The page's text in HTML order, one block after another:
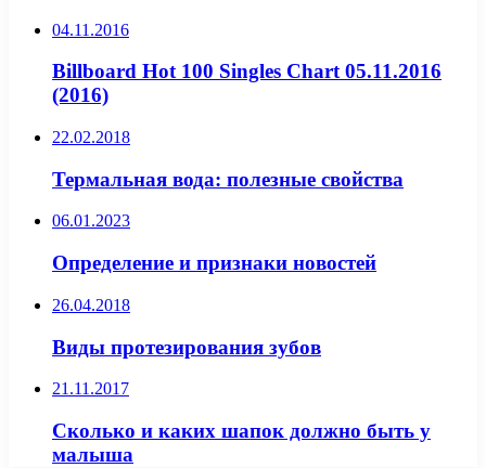
04.11.2016
Billboard Hot 100 Singles Chart 05.11.2016
(2016)
22.02.2018
Термальная вода: полезные свойства
06.01.2023
Определение и признаки новостей
26.04.2018
Виды протезирования зубов
21.11.2017
Сколько и каких шапок должно быть у
малыша